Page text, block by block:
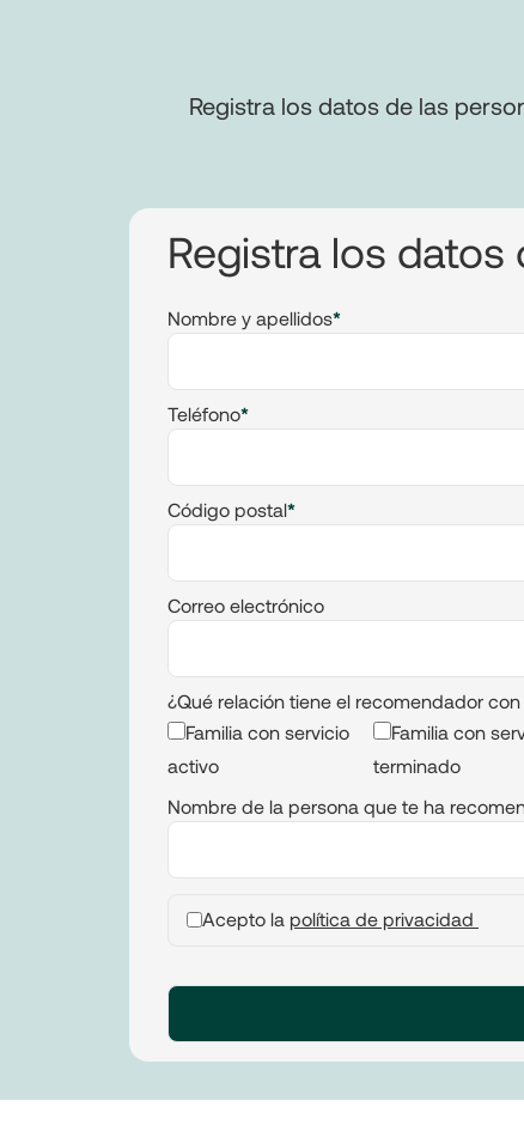
Registra los datos de las
Registra los datos
Nombre y apellidos*
Teléfono*
Código postal*
Correo electrónico
¿Qué relación tiene el recomendador con
Familia con servicio
activo
Familia con
terminado
Nombre de la persona que te ha
Acepto la política de privacidad